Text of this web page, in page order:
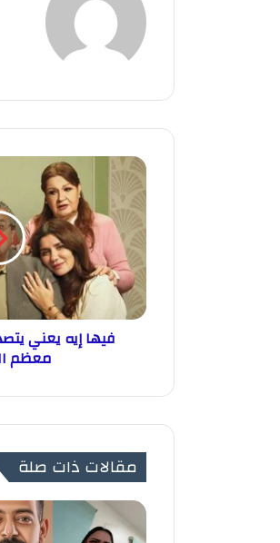
فيها إيه يعني
معظم
مقالات ذات صلة